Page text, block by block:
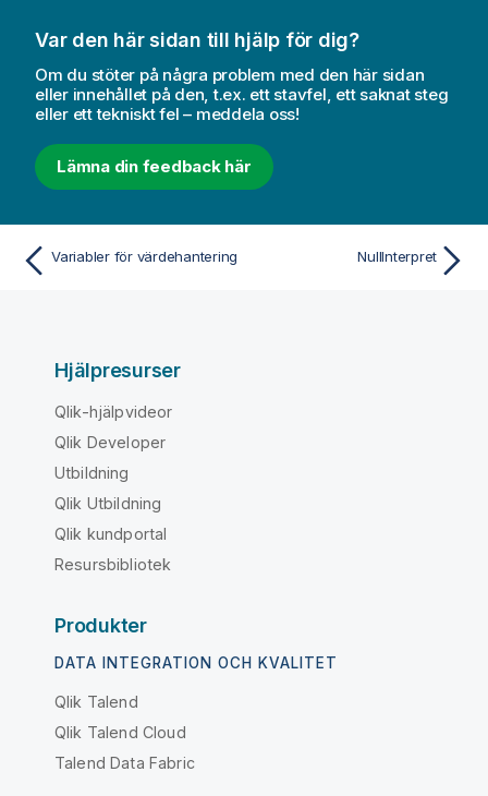
Var den här sidan till hjälp för dig?
Om du stöter på några problem med den här sidan
eller innehållet på den, t.ex. ett stavfel, ett saknat steg
eller ett tekniskt fel – meddela oss!
Lämna din feedback här
Variabler för värdehantering NullInterpret
Hjälpresurser
Qlik-hjälpvideor
Qlik Developer
Utbildning
Qlik Utbildning
Qlik kundportal
Resursbibliotek
Produkter
DATA INTEGRATION OCH KVALITET
Qlik Talend
Qlik Talend Cloud
Talend Data Fabric